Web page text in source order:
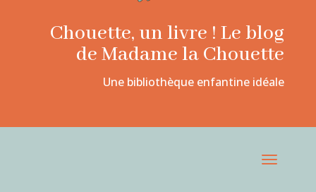
Chouette, un livre ! Le blog
de Madame la Chouette
Une bibliothèque enfantine idéale